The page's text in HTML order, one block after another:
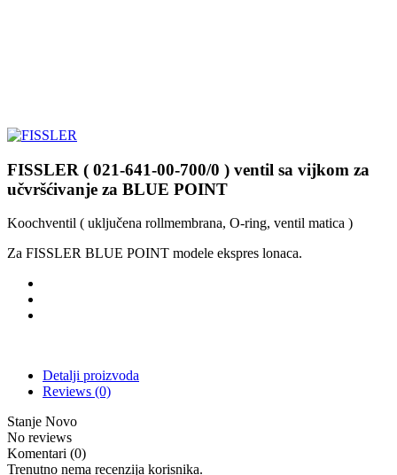
FISSLER ( 021-641-00-700/0 ) ventil sa vijkom za
učvršćivanje za BLUE POINT
Koochventil ( uključena rollmembrana, O-ring, ventil matica )
Za FISSLER BLUE POINT modele ekspres lonaca.
Detalji proizvoda
Reviews (0)
Stanje Novo
No reviews
Komentari (0)
Trenutno nema recenzija korisnika.